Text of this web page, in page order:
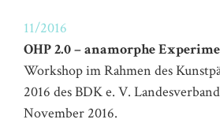
11/2016
OHP 2.0 – anamorphe
Workshop im Rahmen des
2016 des BDK e. V.
November 2016.